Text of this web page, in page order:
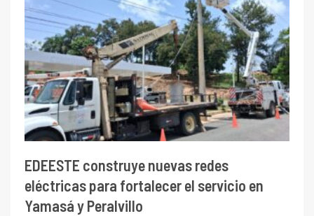
EDEESTE construye nuevas redes
eléctricas para fortalecer el servicio en
Yamasá y Peralvillo